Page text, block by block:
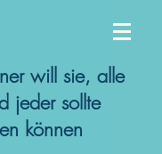
will sie, alle
jeder sollte
können